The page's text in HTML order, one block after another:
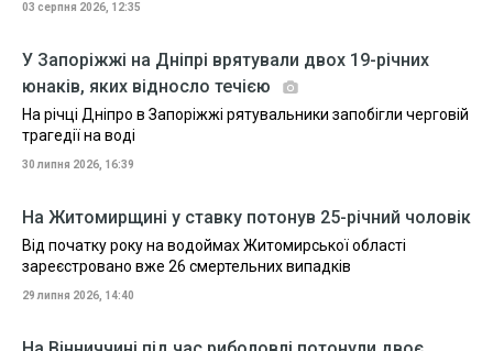
03 серпня 2026, 12:35
У Запоріжжі на Дніпрі врятували двох 19-річних
юнаків, яких відносло течією
На річці Дніпро в Запоріжжі рятувальники запобігли черговій
трагедії на воді
30 липня 2026, 16:39
На Житомирщині у ставку потонув 25-річний чоловік
Від початку року на водоймах Житомирської області
зареєстровано вже 26 смертельних випадків
29 липня 2026, 14:40